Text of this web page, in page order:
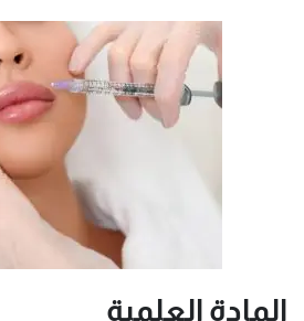
المادة العلمية